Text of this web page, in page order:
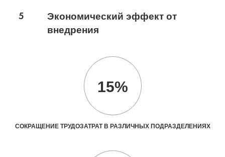
5
Экономический эффект от
внедрения
15%
СОКРАЩЕНИЕ ТРУДОЗАТРАТ В РАЗЛИЧНЫХ ПОДРАЗДЕЛЕНИЯХ